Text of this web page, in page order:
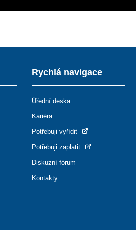
Rychlá navigace
Úřední deska
Kariéra
Potřebuji vyřídit
Potřebuji zaplatit
Diskuzní fórum
Kontakty